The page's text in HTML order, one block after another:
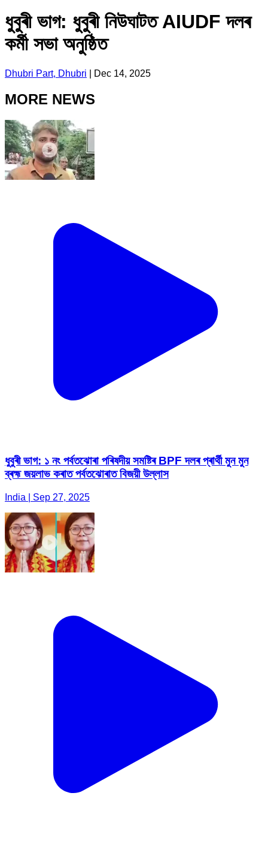
ধুবুৰী ভাগ: ধুবুৰী নিউঘাটত AIUDF দলৰ
কৰ্মী সভা অনুষ্ঠিত
Dhubri Part, Dhubri Dec 14, 2025
MORE NEWS
ধুবুৰী ভাগ: ১ নং পৰ্বতঝোৰা পৰিষদীয় সমষ্টিৰ BPF দলৰ প্ৰাৰ্থী মুন মুন
ব্ৰহ্ম জয়লাভ কৰাত পৰ্বতঝোৰাত বিজয়ী উল্লাস
India | Sep 27, 2025